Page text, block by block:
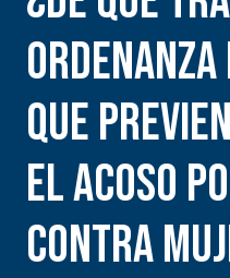
DE
RED
que
el acoso
contra